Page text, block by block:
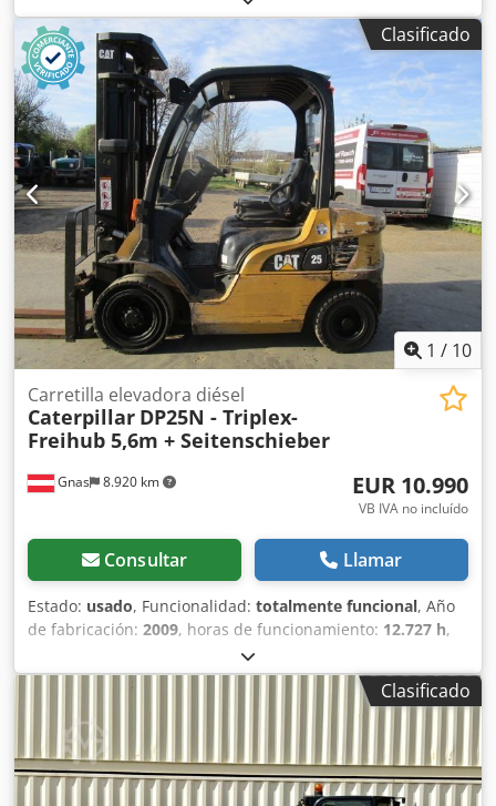
acondicionado, Propulsión: Rueda Peso en vacío: 20.000 kg
Dimensiones (lxanxal): 892 x 255 x 332 cm Tipo de motor:
Caterpillar CAT C7.1 ACERT = Más opciones y accesorios = -
Climatizador = Comentarios = Ubicación: Ribarroja de Turia
(Valencia) La CAT M320F IHC es sinónimo de calidad y
tecnología. Esta excavadora sobre ruedas está lista para
seguir rindiendo con eficacia en todo tipo de obra. Motor
potente, controles avanzados y funcionamiento correcto.
Altura de excavación: 8.940 mm Djdpfx Ahsyuwtpe Rjkr
Alcance a nivel: 9.750 mm Capacidad de depósito: 415 l
Estabilizadores: Patas y cuchilla Combustible: Diésel CE
Clasificado
1 / 10
Gnas 8.920 km
Carretilla elevadora diésel
Caterpillar DP25N - Triplex-
Freihub 5,6m + Seitenschieber
EUR 10.990
VB IVA no incluído
Consultar Llamar
Estado: usado, Funcionalidad: totalmente funcional, Año
de fabricación: 2009, horas de funcionamiento: 12.727 h,
2.500 kg, altura de elevación:
mm, tipo de combustible:diésel, tipo de mástil:triple,
, potencia: 38 kW (51,67
, tipo de accionamiento:
, Carretilla elevadora
diésel Tipo de mástil: Triplex Estado: En funcionamiento y
completamente operativa Condición técnica: buena
Dodpfezlvq Tjx Ah Rokr Tipo de neumáticos delanteros:
Clasificado